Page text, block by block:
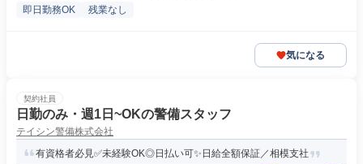
即日勤務OK 残業なし
気になる
契約社員
日勤のみ・週1日~OKの警備スタッフ
テイシン警備株式会社
有資格者必見✅未経験OK◎日払い可✨日給全額保証／相模支社